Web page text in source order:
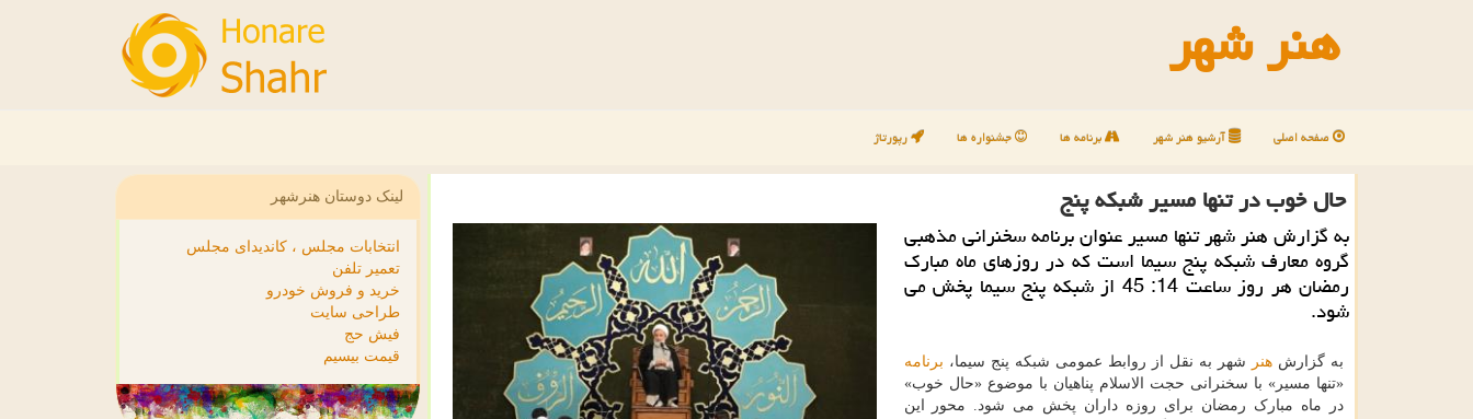
هنر شهر
صفحه اصلی آرشیو هنر شهر برنامه ها جشنواره ها رپورتاژ
حال خوب در تنها مسیر شبكه پنج
به گزارش هنر شهر تنها مسیر عنوان برنامه سخنرانی مذهبی
گروه معارف شبکه پنج سیما است که در روزهای ماه مبارک
رمضان هر روز ساعت 14: 45 از شبکه پنج سیما پخش می
شود.
به گزارشهنر شهر به نقل از روابط عمومی شبکه پنج سیما، برنامه
«تنها مسیر» با سخنرانی حجت الاسلام پناهیان با موضوع «حال خوب»
در ماه مبارک رمضان برای روزه داران پخش می شود. محور این
لینک دوستان هنرشهر
انتخابات مجلس ، کاندیدای مجلس
تعمیر تلفن
خرید و فروش خودرو
طراحی سایت
فیش حج
قیمت بیسیم